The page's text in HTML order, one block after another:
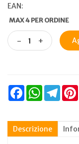
EAN:
MAX 4 PER ORDINE
- +
FacebookWhatsApp
Descrizione